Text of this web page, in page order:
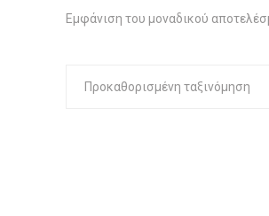
Εμφάνιση του μοναδικού
Προκαθορισμένη ταξινόμηση